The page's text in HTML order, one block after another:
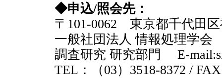
◆申込/照会先：
〒101-0062 東京都千代田
一般社団法人 情報処理学会
調査研究 研究部門 E-
TEL：（03）3518-8372 /